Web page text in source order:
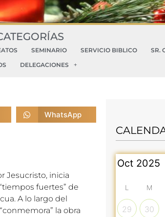
SEMINARIO SERVICIO BIBLICO SR.
DELEGACIONES
WhatsApp
Jesucristo, inicia
fuertes” de
A lo largo del
la obra
L M
29 30